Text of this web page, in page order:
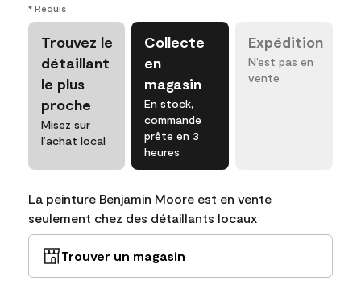
* Requis
Trouvez le
détaillant
le plus
proche
Misez sur
l’achat local
Collecte
en
magasin
En stock,
commande
prête en 3
heures
Expédition
N’est pas en
vente
La peinture Benjamin Moore est en vente
seulement chez des détaillants locaux
Trouver un magasin